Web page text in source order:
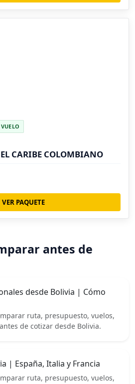
CARIBE COLOMBIANO
VER PAQUETE
antes de
desde Bolivia | Cómo
ruta, presupuesto, vuelos,
de cotizar desde Bolivia.
| España, Italia y Francia
ruta, presupuesto, vuelos,